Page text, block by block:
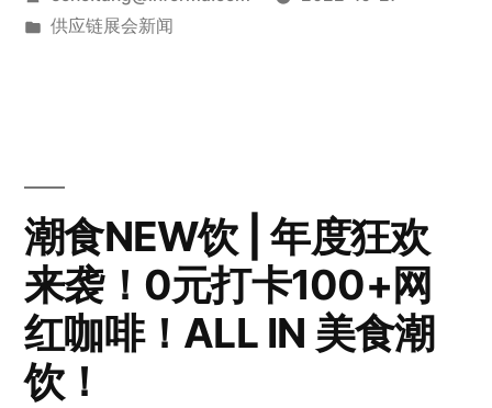
供应链展会新闻
潮食NEW饮 | 年度狂欢
来袭！0元打卡100+网
红咖啡！ALL IN 美食潮
饮！